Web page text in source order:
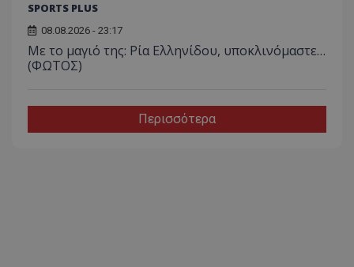
SPORTS PLUS
08.08.2026 - 23:17
Με το μαγιό της: Ρία Ελληνίδου, υποκλινόμαστε…
(ΦΩΤΟΣ)
Περισσότερα